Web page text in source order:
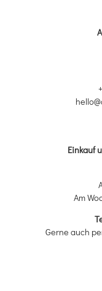
Einkauf
Am
Gerne auch